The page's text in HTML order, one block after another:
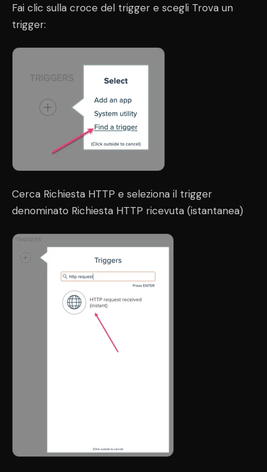
Fai clic sulla croce del trigger e scegli Trova un
trigger:
Cerca Richiesta HTTP e seleziona il trigger
denominato Richiesta HTTP ricevuta (istantanea)